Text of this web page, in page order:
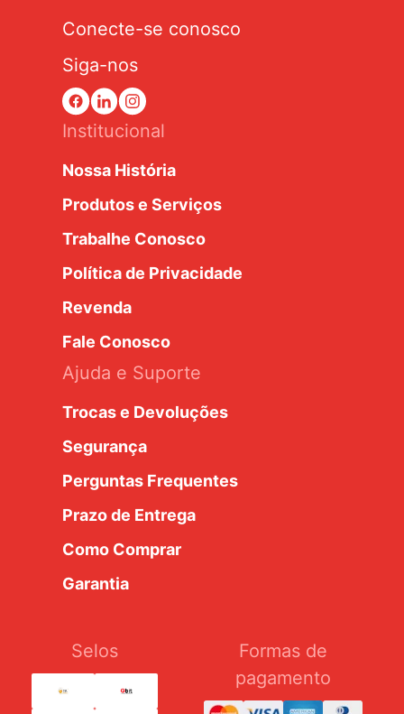
Conecte-se conosco
Siga-nos
Institucional
Nossa História
Produtos e Serviços
Trabalhe Conosco
Política de Privacidade
Revenda
Fale Conosco
Ajuda e Suporte
Trocas e Devoluções
Segurança
Perguntas Frequentes
Prazo de Entrega
Como Comprar
Garantia
Selos
Formas de
pagamento